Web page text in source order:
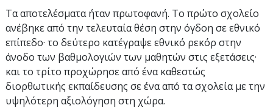
Τα αποτελέσματα ήταν πρωτοφανή. Το πρώτο σχολείο
ανέβηκε από την τελευταία θέση στην όγδοη σε εθνικό
επίπεδο· το δεύτερο κατέγραψε εθνικό ρεκόρ στην
άνοδο των βαθμολογιών των μαθητών στις εξετάσεις·
και το τρίτο προχώρησε από ένα καθεστώς
διορθωτικής εκπαίδευσης σε ένα από τα σχολεία με την
υψηλότερη αξιολόγηση στη χώρα.